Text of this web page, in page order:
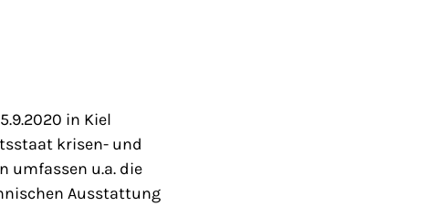
in Kiel
krisen- und
umfassen u.a. die
Ausstattung